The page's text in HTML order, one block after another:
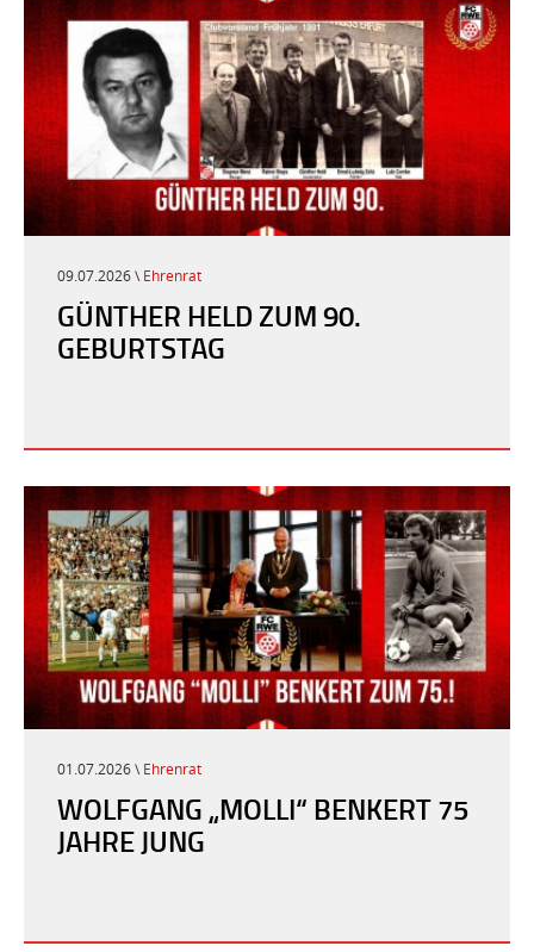
09.07.2026 \ Ehrenrat
GÜNTHER HELD ZUM 90.
GEBURTSTAG
01.07.2026 \ Ehrenrat
WOLFGANG „MOLLI“ BENKERT 75
JAHRE JUNG